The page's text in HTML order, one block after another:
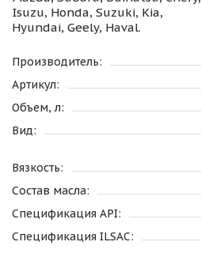
Isuzu, Honda, Suzuki, Kia,
Hyundai, Geely, Haval.
Производитель:
Артикул:
Объем, л:
Вид:
Вязкость:
Состав масла:
Спецификация API:
Спецификация ILSAC: